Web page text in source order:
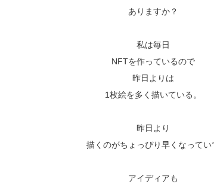
ありますか？
私は毎日
NFTを作っているので
昨日よりは
1枚絵を多く描いている。
昨日より
描くのがちょっぴり早くなってい
アイディアも